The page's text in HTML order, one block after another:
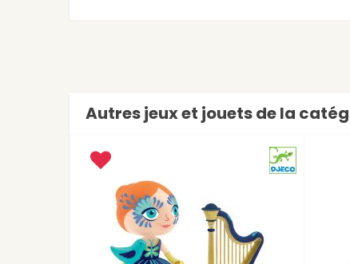
Autres jeux et jouets de la